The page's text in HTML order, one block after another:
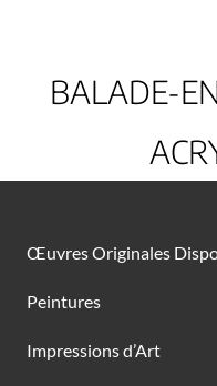
BALADE-
Œuvres Originales
Peintures
Impressions d’Art